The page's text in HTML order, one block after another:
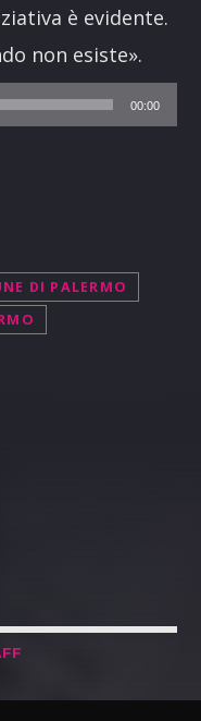
è evidente.
non esiste».
00:00
DI PALERMO